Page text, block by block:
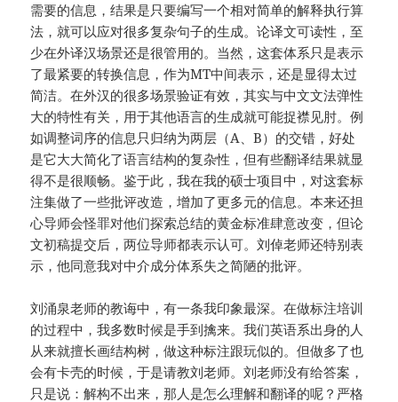
需要的信息，结果是只要编写一个相对简单的解释执行算
法，就可以应对很多复杂句子的生成。论译文可读性，至
少在外译汉场景还是很管用的。当然，这套体系只是表示
了最紧要的转换信息，作为MT中间表示，还是显得太过
简洁。在外汉的很多场景验证有效，其实与中文文法弹性
大的特性有关，用于其他语言的生成就可能捉襟见肘。例
如调整词序的信息只归纳为两层（A、B）的交错，好处
是它大大简化了语言结构的复杂性，但有些翻译结果就显
得不是很顺畅。鉴于此，我在我的硕士项目中，对这套标
注集做了一些批评改造，增加了更多元的信息。本来还担
心导师会怪罪对他们探索总结的黄金标准肆意改变，但论
文初稿提交后，两位导师都表示认可。刘倬老师还特别表
示，他同意我对中介成分体系失之简陋的批评。
刘涌泉老师的教诲中，有一条我印象最深。在做标注培训
的过程中，我多数时候是手到擒来。我们英语系出身的人
从来就擅长画结构树，做这种标注跟玩似的。但做多了也
会有卡壳的时候，于是请教刘老师。刘老师没有给答案，
只是说：解构不出来，那人是怎么理解和翻译的呢？严格